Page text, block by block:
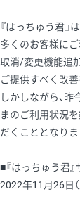
『はっちゅう君』
多くのお客様にご
取消/変更機能追
ご提供すべく改
しかしながら、
まのご利用状況
だくこととなりま
■『はっちゅう君
2022年11月26日（